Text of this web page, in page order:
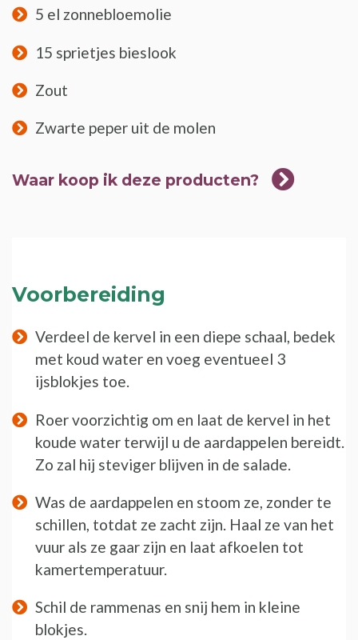
5 el zonnebloemolie
15 sprietjes bieslook
Zout
Zwarte peper uit de molen
Waar koop ik deze producten?
Voorbereiding
Verdeel de kervel in een diepe schaal, bedek
met koud water en voeg eventueel 3
ijsblokjes toe.
Roer voorzichtig om en laat de kervel in het
koude water terwijl u de aardappelen bereidt.
Zo zal hij steviger blijven in de salade.
Was de aardappelen en stoom ze, zonder te
schillen, totdat ze zacht zijn. Haal ze van het
vuur als ze gaar zijn en laat afkoelen tot
kamertemperatuur.
Schil de rammenas en snij hem in kleine
blokjes.